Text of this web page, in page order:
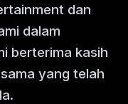
dan
dalam
berterima kasih
yang telah